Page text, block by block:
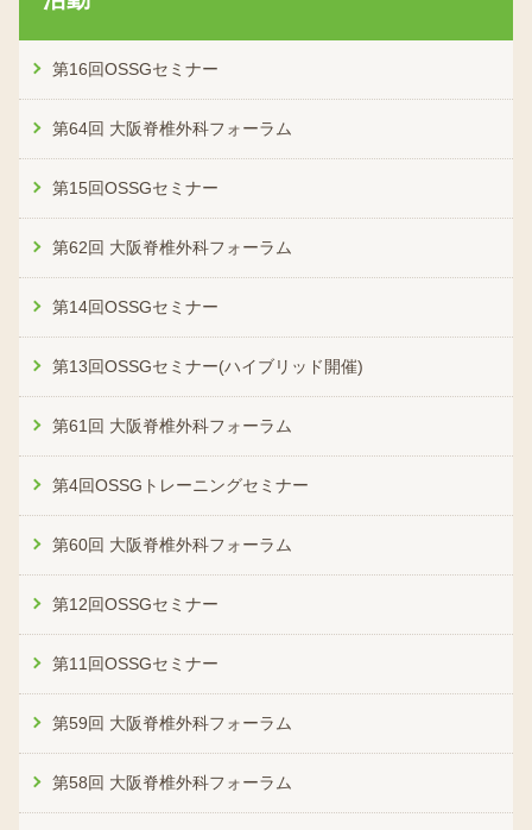
第16回OSSGセミナー
第64回 大阪脊椎外科フォーラム
第15回OSSGセミナー
第62回 大阪脊椎外科フォーラム
第14回OSSGセミナー
第13回OSSGセミナー(ハイブリッド開催)
第61回 大阪脊椎外科フォーラム
第4回OSSGトレーニングセミナー
第60回 大阪脊椎外科フォーラム
第12回OSSGセミナー
第11回OSSGセミナー
第59回 大阪脊椎外科フォーラム
第58回 大阪脊椎外科フォーラム